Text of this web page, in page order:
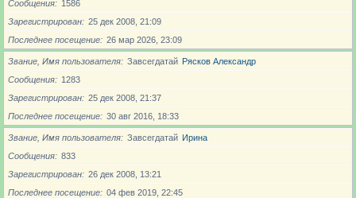
Сообщения
1586
Зарегистрирован
25 дек 2008, 21:09
Последнее посещение
26 мар 2026, 23:09
Звание, Имя пользователя Завсегдатай Рясков Александр
Сообщения
1283
Зарегистрирован
25 дек 2008, 21:37
Последнее посещение
30 авг 2016, 18:33
Звание, Имя пользователя Завсегдатай Ирина
Сообщения
833
Зарегистрирован
26 дек 2008, 13:21
Последнее посещение
04 фев 2019, 22:45